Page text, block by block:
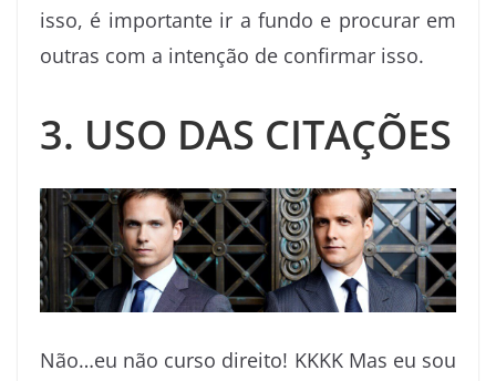
isso, é importante ir a fundo e procurar em
outras com a intenção de confirmar isso.
3. USO DAS CITAÇÕES
Não…eu não curso direito! KKKK Mas eu sou